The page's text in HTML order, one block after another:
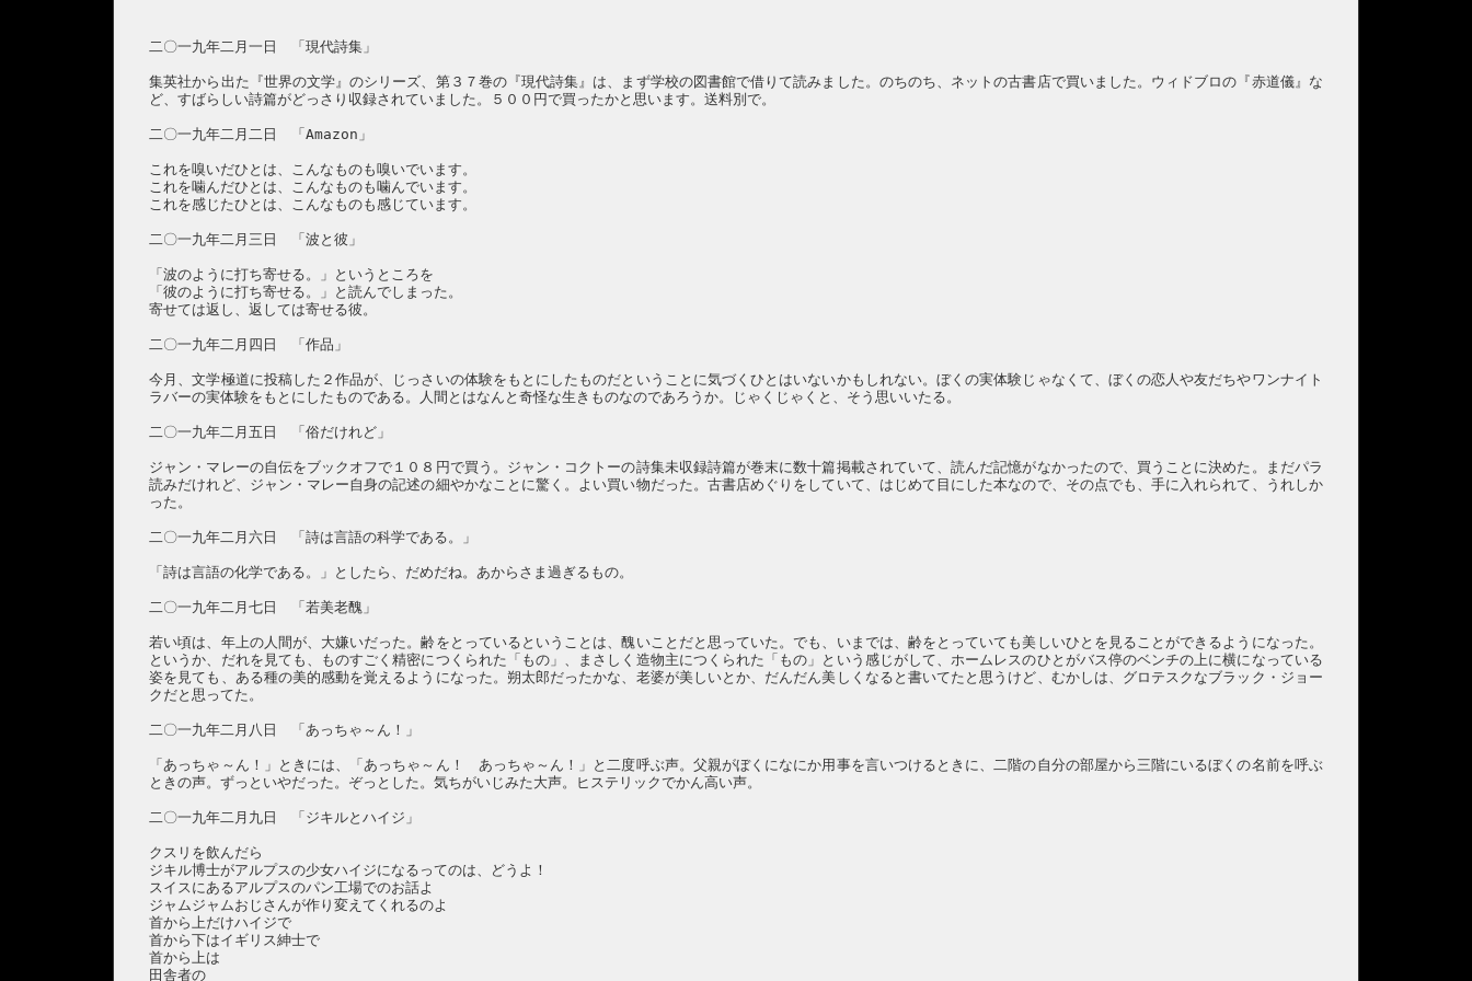
二〇一九年二月一日 「現代詩集」
集英社から出た『世界の文学』のシリーズ、第３７巻の『現代詩集』は、まず学校の図書館で借りて読みました。のちのち、ネットの古書店で買いました。ウィドブロの『赤道儀』な
ど、すばらしい詩篇がどっさり収録されていました。５００円で買ったかと思います。送料別で。
二〇一九年二月二日 「Amazon」
これを嗅いだひとは、こんなものも嗅いでいます。
これを噛んだひとは、こんなものも噛んでいます。
これを感じたひとは、こんなものも感じています。
二〇一九年二月三日 「波と彼」
「波のように打ち寄せる。」というところを
「彼のように打ち寄せる。」と読んでしまった。
寄せては返し、返しては寄せる彼。
二〇一九年二月四日 「作品」
今月、文学極道に投稿した２作品が、じっさいの体験をもとにしたものだということに気づくひとはいないかもしれない。ぼくの実体験じゃなくて、ぼくの恋人や友だちやワンナイト
ラバーの実体験をもとにしたものである。人間とはなんと奇怪な生きものなのであろうか。じゃくじゃくと、そう思いいたる。
二〇一九年二月五日 「俗だけれど」
ジャン・マレーの自伝をブックオフで１０８円で買う。ジャン・コクトーの詩集未収録詩篇が巻末に数十篇掲載されていて、読んだ記憶がなかったので、買うことに決めた。まだパラ
読みだけれど、ジャン・マレー自身の記述の細やかなことに驚く。よい買い物だった。古書店めぐりをしていて、はじめて目にした本なので、その点でも、手に入れられて、うれしか
った。
二〇一九年二月六日 「詩は言語の科学である。」
「詩は言語の化学である。」としたら、だめだね。あからさま過ぎるもの。
二〇一九年二月七日 「若美老醜」
若い頃は、年上の人間が、大嫌いだった。齢をとっているということは、醜いことだと思っていた。でも、いまでは、齢をとっていても美しいひとを見ることができるようになった。
というか、だれを見ても、ものすごく精密につくられた「もの」、まさしく造物主につくられた「もの」という感じがして、ホームレスのひとがバス停のベンチの上に横になっている
姿を見ても、ある種の美的感動を覚えるようになった。朔太郎だったかな、老婆が美しいとか、だんだん美しくなると書いてたと思うけど、むかしは、グロテスクなブラック・ジョー
クだと思ってた。
二〇一九年二月八日 「あっちゃ～ん！」
「あっちゃ～ん！」ときには、「あっちゃ～ん！ あっちゃ～ん！」と二度呼ぶ声。父親がぼくになにか用事を言いつけるときに、二階の自分の部屋から三階にいるぼくの名前を呼ぶ
ときの声。ずっといやだった。ぞっとした。気ちがいじみた大声。ヒステリックでかん高い声。
二〇一九年二月九日 「ジキルとハイジ」
クスリを飲んだら
ジキル博士がアルプスの少女ハイジになるってのは、どうよ！
スイスにあるアルプスのパン工場でのお話よ
ジャムジャムおじさんが作り変えてくれるのよ
首から上だけハイジで
首から下はイギリス紳士で
首から上は
田舎者の